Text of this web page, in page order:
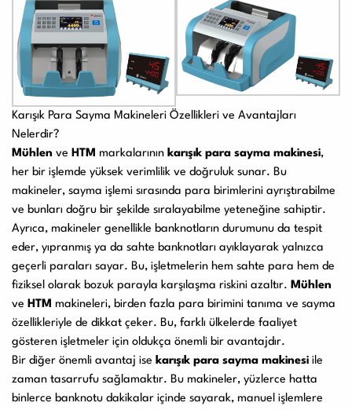
Karışık Para Sayma Makineleri Özellikleri ve Avantajları
Nelerdir?
Mühlen ve HTM markalarının karışık para sayma makinesi,
her bir işlemde yüksek verimlilik ve doğruluk sunar. Bu
makineler, sayma işlemi sırasında para birimlerini ayrıştırabilme
ve bunları doğru bir şekilde sıralayabilme yeteneğine sahiptir.
Ayrıca, makineler genellikle banknotların durumunu da tespit
eder, yıpranmış ya da sahte banknotları ayıklayarak yalnızca
geçerli paraları sayar. Bu, işletmelerin hem sahte para hem de
fiziksel olarak bozuk parayla karşılaşma riskini azaltır. Mühlen
ve HTM makineleri, birden fazla para birimini tanıma ve sayma
özellikleriyle de dikkat çeker. Bu, farklı ülkelerde faaliyet
gösteren işletmeler için oldukça önemli bir avantajdır.
Bir diğer önemli avantaj ise karışık para sayma makinesi ile
zaman tasarrufu sağlamaktır. Bu makineler, yüzlerce hatta
binlerce banknotu dakikalar içinde sayarak, manuel işlemlere